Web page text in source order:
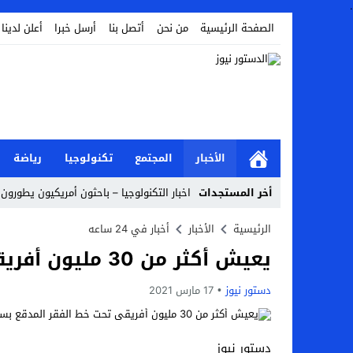
.
الصفحة الرئيسية
من نحن أتصل بنا أرسل خبرا أعلن لدينا
الأخبار المجتمع تكنولوجيا رياضة
أخر المستجدات اخبار التكنولوجيا – باحثون أمريكيون
أخبار الفن – ب الفن – إسعاد يونس: عادل
اراء و اقلام الدستور – بعد ست سنوات من
مال و اعمال – تراجع السندات الخليجية
اخبار العرب – الكويت: وفاة عامل نتيجة
الرئيسية الأخبار أخبار في 24 ساعه
يعيش أكثر من 30 مليون أفريقي تحت خط الفقر المدقع بسبب جائحة كورونا
دستور نيوز 17 مارس 2021
دستور نيوز